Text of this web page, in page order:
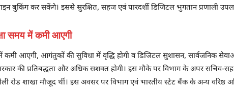
बुकिंग कर सकेंगे। इससे सुरक्षित, सहज एवं पारदर्शी डिजिटल भुगतान प्रणाली
समय में कमी आएगी
आएगी, आगंतुकों की सुविधा में वृद्धि होगी व डिजिटल सुशासन, सार्वजनिक सेवाओं
की प्रतिबद्धता और अधिक सशक्त होगी। इस मौके पर विभाग के अपर सचिव-
रोड शाखा मौजूद थीं। इस अवसर पर विभाग एवं भारतीय स्टेट बैंक के अन्य वरिष्ठ